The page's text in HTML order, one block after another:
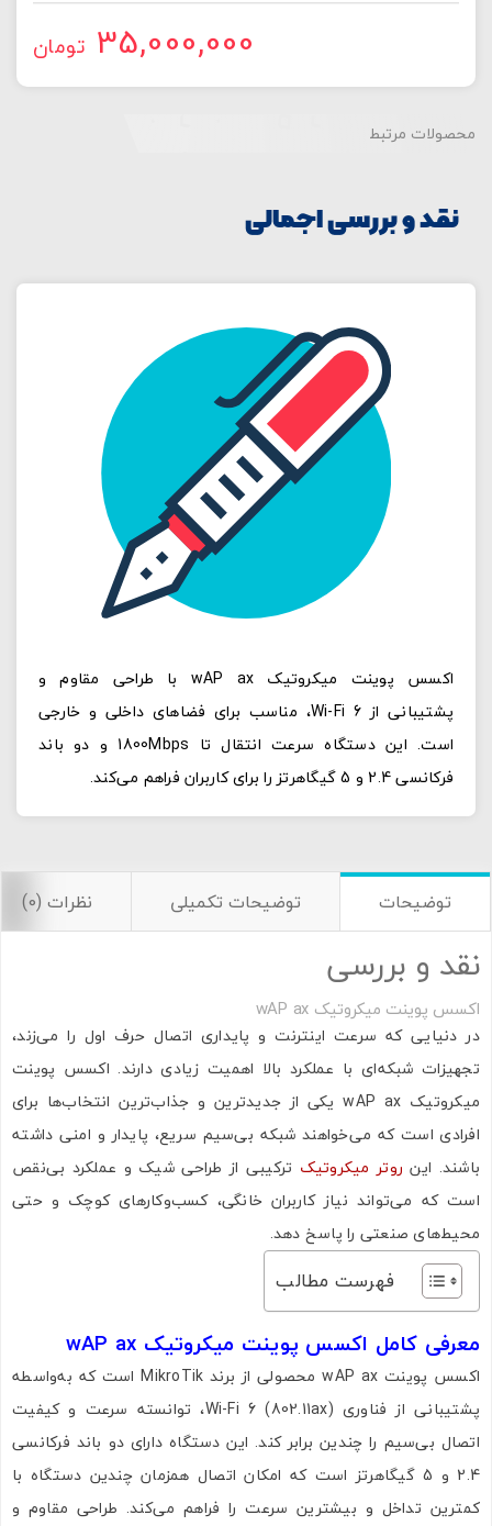
35,000,000 تومان
محصولات مرتبط
نقد و بررسی اجمالی
اکسس پوینت میکروتیک wAP ax با طراحی مقاوم و
پشتیبانی از Wi-Fi 6، مناسب برای فضاهای داخلی و خارجی
است. این دستگاه سرعت انتقال تا 1800Mbps و دو باند
فرکانسی 2.4 و 5 گیگاهرتز را برای کاربران فراهم می‌کند.
توضیحات توضیحات تکمیلی نظرات (0)
نقد و بررسی
اکسس پوینت میکروتیک wAP ax
در دنیایی که سرعت اینترنت و پایداری اتصال حرف اول را می‌زند،
تجهیزات شبکه‌ای با عملکرد بالا اهمیت زیادی دارند. اکسس پوینت
میکروتیک wAP ax یکی از جدیدترین و جذاب‌ترین انتخاب‌ها برای
افرادی است که می‌خواهند شبکه بی‌سیم سریع، پایدار و امنی داشته
باشند. این روتر میکروتیک ترکیبی از طراحی شیک و عملکرد بی‌نقص
است که می‌تواند نیاز کاربران خانگی، کسب‌وکارهای کوچک و حتی
محیط‌های صنعتی را پاسخ دهد.
فهرست مطالب
معرفی کامل اکسس پوینت میکروتیک wAP ax
اکسس پوینت wAP ax محصولی از برند MikroTik است که به‌واسطه
پشتیبانی از فناوری Wi-Fi 6 (802.11ax)، توانسته سرعت و کیفیت
اتصال بی‌سیم را چندین برابر کند. این دستگاه دارای دو باند فرکانسی
2.4 و 5 گیگاهرتز است که امکان اتصال همزمان چندین دستگاه با
کمترین تداخل و بیشترین سرعت را فراهم می‌کند. طراحی مقاوم و